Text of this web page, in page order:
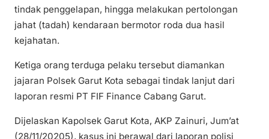
tindak penggelapan, hingga melakukan pertolongan
jahat (tadah) kendaraan bermotor roda dua hasil
kejahatan.
Ketiga orang terduga pelaku tersebut diamankan
jajaran Polsek Garut Kota sebagai tindak lanjut dari
laporan resmi PT FIF Finance Cabang Garut.
Dijelaskan Kapolsek Garut Kota, AKP Zainuri, Jum’at
(28/11/20205), kasus ini berawal dari laporan polisi